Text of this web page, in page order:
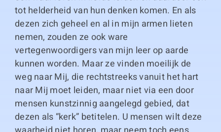
tot helderheid van hun denken komen. En als
dezen zich geheel en al in mijn armen lieten
nemen, zouden ze ook ware
vertegenwoordigers van mijn leer op aarde
kunnen worden. Maar ze vinden moeilijk de
weg naar Mij, die rechtstreeks vanuit het hart
naar Mij moet leiden, maar niet via een door
mensen kunstzinnig aangelegd gebied, dat
dezen als “kerk” betitelen. U mensen wilt deze